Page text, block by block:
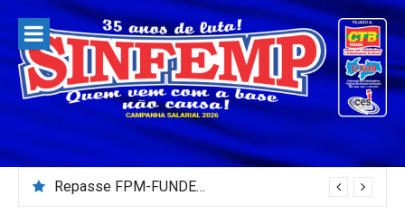
para
conteúdo
Repasse FPM-FUNDEB – Julho/2026